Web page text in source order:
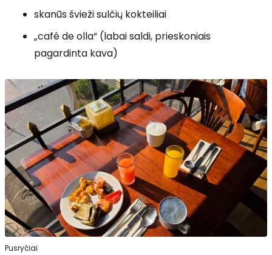
skanūs švieži sulčių kokteiliai
„café de olla“ (labai saldi, prieskoniais
pagardinta kava)
Pusryčiai